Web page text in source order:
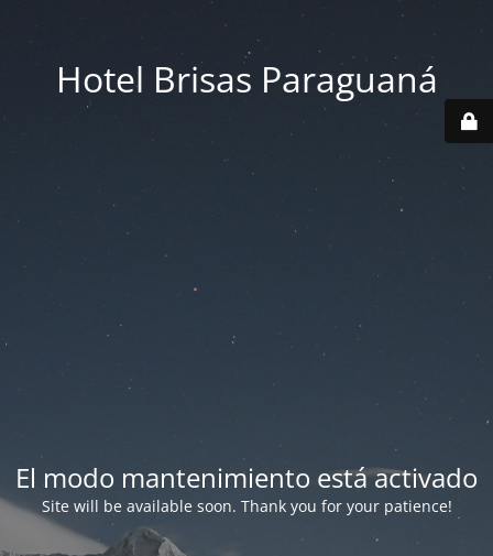
Hotel Brisas Paraguaná
El modo mantenimiento está activado
Site will be available soon. Thank you for your patience!